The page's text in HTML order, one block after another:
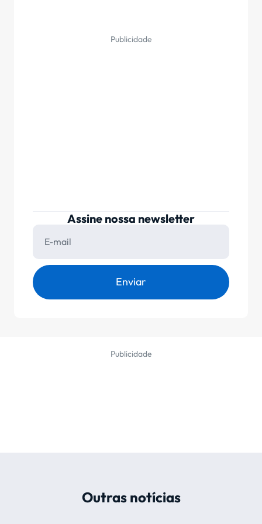
Publicidade
Assine nossa newsletter
Enviar
Publicidade
Outras notícias